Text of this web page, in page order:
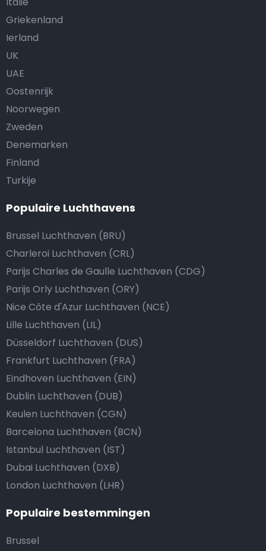
Griekenland
Ierland
UK
UAE
Oostenrijk
Noorwegen
Zweden
Denemarken
Finland
Turkije
Populaire Luchthavens
Brussel Luchthaven (BRU)
Charleroi Luchthaven (CRL)
Parijs Charles de Gaulle Luchthaven (CDG)
Parijs Orly Luchthaven (ORY)
Nice Côte d'Azur Luchthaven (NCE)
Lille Luchthaven (LIL)
Düsseldorf Luchthaven (DUS)
Frankfurt Luchthaven (FRA)
Eindhoven Luchthaven (EIN)
Dublin Luchthaven (DUB)
Keulen Luchthaven (CGN)
Barcelona Luchthaven (BCN)
Istanbul Luchthaven (IST)
Dubai Luchthaven (DXB)
London Luchthaven (LHR)
Populaire bestemmingen
Brussel